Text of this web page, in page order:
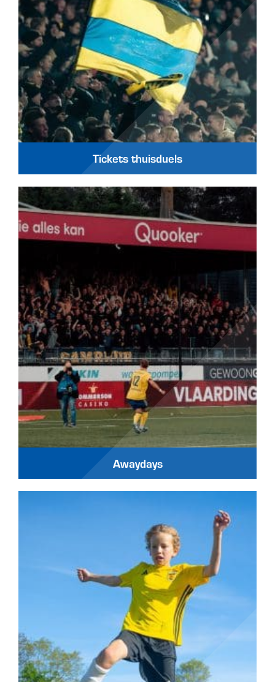
Tickets thuisduels
Awaydays